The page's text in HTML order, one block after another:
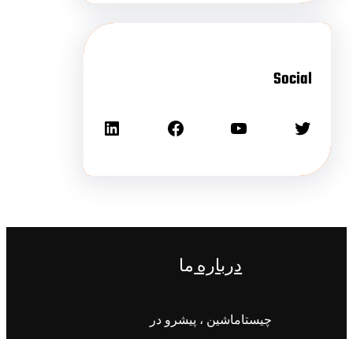
Social
دربارهما
چیستاماشین ، پیشرو در